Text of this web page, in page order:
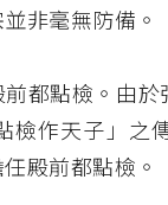
非毫無防備。
都點檢。由
檢作天子」之
殿前都點檢。